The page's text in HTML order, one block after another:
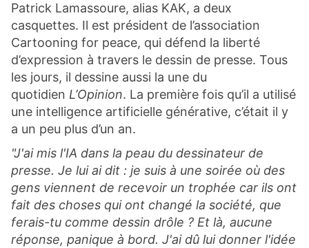
Patrick Lamassoure, alias KAK, a deux
casquettes. Il est président de l’association
Cartooning for peace, qui défend la liberté
d’expression à travers le dessin de presse. Tous
les jours, il dessine aussi la une du
quotidien L’Opinion. La première fois qu’il a utilisé
une intelligence artificielle générative, c’était il y
a un peu plus d’un an.
"J'ai mis l'IA dans la peau du dessinateur de
presse. Je lui ai dit : je suis à une soirée où des
gens viennent de recevoir un trophée car ils ont
fait des choses qui ont changé la société, que
ferais-tu comme dessin drôle ? Et là, aucune
réponse, panique à bord. J'ai dû lui donner l'idée